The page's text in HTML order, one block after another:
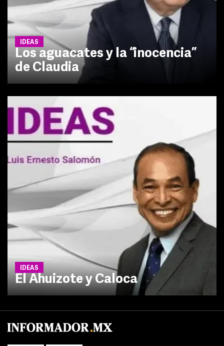
IDEAS
Los aguacates y la “inocencia”
de Claudia
IDEAS
El Ahuizote y Caloca